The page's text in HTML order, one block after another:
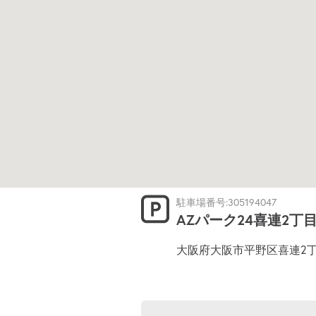
駐車場番号:305194047
AZパーク24喜連2丁
大阪府大阪市平野区喜連2